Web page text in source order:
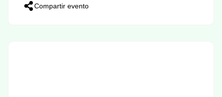
Compartir evento